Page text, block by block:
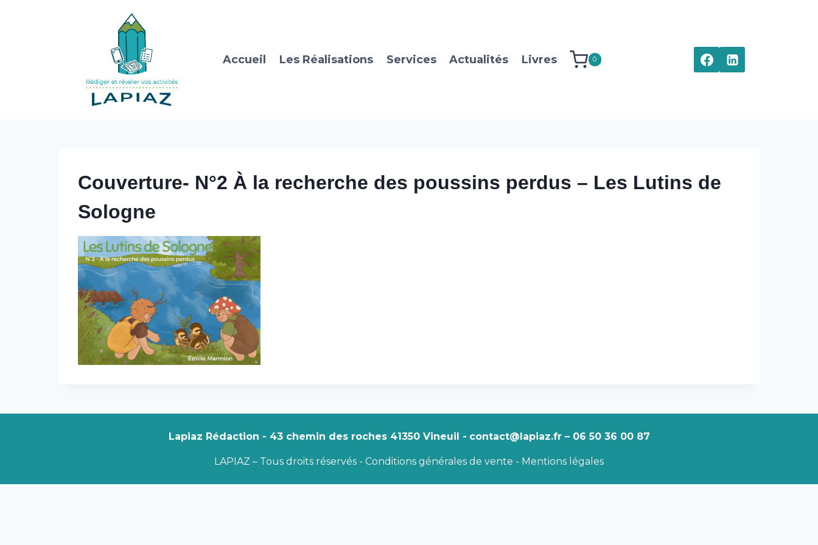
Accueil Les Réalisations Services Actualités Livres 0
Couverture- N°2 À la recherche des poussins perdus – Les Lutins de
Sologne
Lapiaz Rédaction - 43 chemin des roches 41350 Vineuil - contact@lapiaz.fr – 06 50 36 00 87
LAPIAZ – Tous droits réservés - Conditions générales de vente - Mentions légales